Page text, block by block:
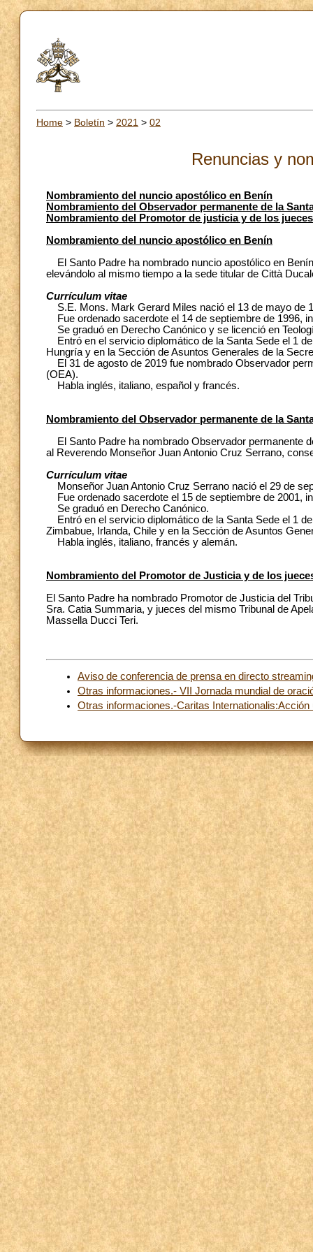
Home > Boletín > 2021 > 02
Renuncias y
Nombramiento del nuncio apostólico en Benín
Nombramiento del Observador permanente de la
Nombramiento del Promotor de justicia y de los
Nombramiento del nuncio apostólico en Benín
El Santo Padre ha nombrado nuncio apostólico en
elevándolo al mismo tiempo a la sede titular de Città
Currículum vitae
S.E. Mons. Mark Gerard Miles nació el 13 de mayo de
Fue ordenado sacerdote el 14 de septiembre de 1996,
Se graduó en Derecho Canónico y se licenció en
Entró en el servicio diplomático de la Santa Sede el 1
Hungría y en la Sección de Asuntos Generales de la
El 31 de agosto de 2019 fue nombrado Observador
(OEA).
Habla inglés, italiano, español y francés.
Nombramiento del Observador permanente de la
El Santo Padre ha nombrado Observador permanente
al Reverendo Monseñor Juan Antonio Cruz Serrano,
Currículum vitae
Monseñor Juan Antonio Cruz Serrano nació el 29 de
Fue ordenado sacerdote el 15 de septiembre de 2001,
Se graduó en Derecho Canónico.
Entró en el servicio diplomático de la Santa Sede el 1
Zimbabue, Irlanda, Chile y en la Sección de Asuntos
Habla inglés, italiano, francés y alemán.
Nombramiento del Promotor de Justicia y de los
El Santo Padre ha nombrado Promotor de Justicia del
Sra. Catia Summaria, y jueces del mismo Tribunal de
Massella Ducci Teri.
Aviso de conferencia de prensa en directo
Otras informaciones.- VII Jornada mundial de
Otras informaciones.-Caritas